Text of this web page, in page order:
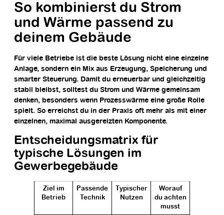
So kombinierst du Strom
und Wärme passend zu
deinem Gebäude
Für viele Betriebe ist die beste Lösung nicht eine einzelne
Anlage, sondern ein Mix aus Erzeugung, Speicherung und
smarter Steuerung. Damit du erneuerbar und gleichzeitig
stabil bleibst, solltest du Strom und Wärme gemeinsam
denken, besonders wenn Prozesswärme eine große Rolle
spielt. So erreichst du in der Praxis oft mehr als mit einer
einzelnen, maximal ausgereizten Komponente.
Entscheidungsmatrix für
typische Lösungen im
Gewerbegebäude
Ziel im
Betrieb
Passende
Technik
Typischer
Nutzen
Worauf
du achten
musst